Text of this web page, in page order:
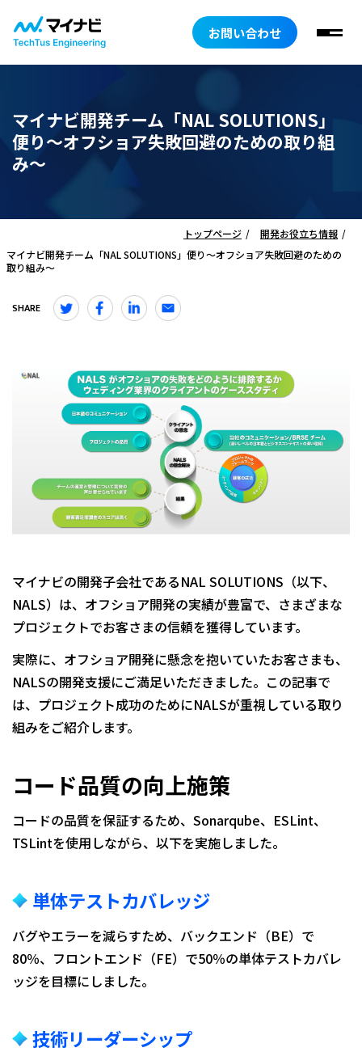
お問い合わせ
マイナビ開発チーム「NAL SOLUTIONS」
便り～オフショア失敗回避のための取り組
み～
トップページ
開発お役立ち情報
マイナビ開発チーム「NAL SOLUTIONS」便り～オフショア失敗回避のための
取り組み～
SHARE
マイナビの開発子会社であるNAL SOLUTIONS（以下、
NALS）は、オフショア開発の実績が豊富で、さまざまな
プロジェクトでお客さまの信頼を獲得しています。
実際に、オフショア開発に懸念を抱いていたお客さまも、
NALSの開発支援にご満足いただきました。この記事で
は、プロジェクト成功のためにNALSが重視している取り
組みをご紹介します。
コード品質の向上施策
コードの品質を保証するため、Sonarqube、ESLint、
TSLintを使用しながら、以下を実施しました。
単体テストカバレッジ
バグやエラーを減らすため、バックエンド（BE）で
80％、フロントエンド（FE）で50％の単体テストカバレ
ッジを目標にしました。
技術リーダーシップ